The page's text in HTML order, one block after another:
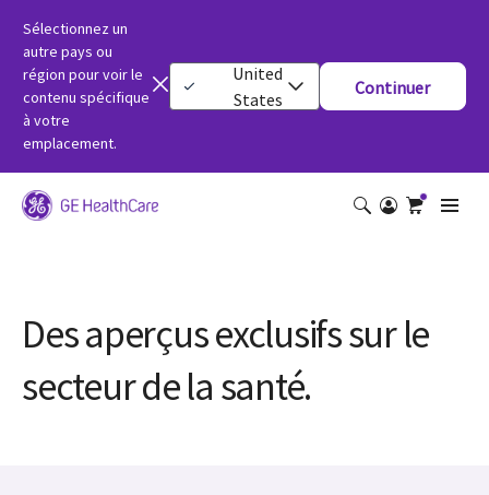
Sélectionnez un
autre pays ou
région pour voir le
contenu spécifique
à votre
emplacement.
United
States
Continuer
Des aperçus exclusifs sur le
secteur de la santé.